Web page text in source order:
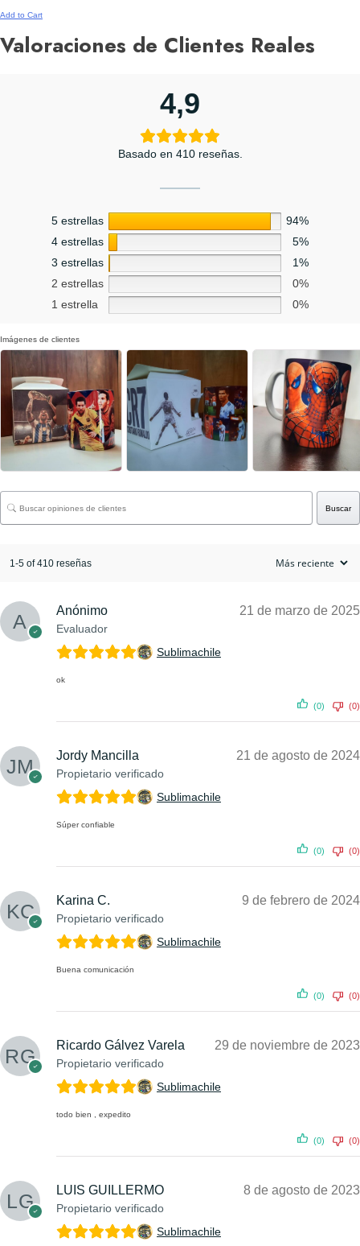
Add to Cart
Valoraciones de Clientes Reales
4,9
Basado en 410 reseñas.
5 estrellas
94%
4 estrellas
5%
3 estrellas
1%
2 estrellas
0%
1 estrella
0%
Imágenes de clientes
Buscar
1-5 of 410 reseñas
Anónimo
Evaluador
21 de marzo de 2025
Sublimachile
ok
(0) (0)
Jordy Mancilla
Propietario verificado
21 de agosto de 2024
Sublimachile
Súper confiable
(0) (0)
Karina C.
Propietario verificado
9 de febrero de 2024
Sublimachile
Buena comunicación
(0) (0)
Ricardo Gálvez Varela
Propietario verificado
29 de noviembre de 2023
Sublimachile
todo bien , expedito
(0) (0)
LUIS GUILLERMO
Propietario verificado
8 de agosto de 2023
Sublimachile